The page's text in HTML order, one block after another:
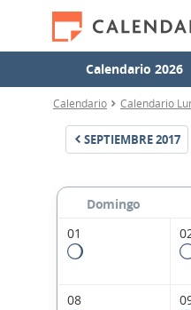
Calendario 2026
Calendario Calendario
SEPTIEMBRE2017
Domingo
01
08